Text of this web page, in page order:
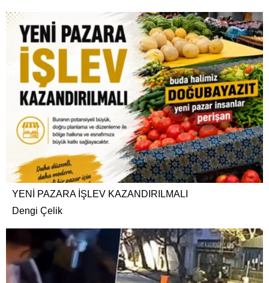
YENİ PAZARA İŞLEV KAZANDIRILMALI
Dengi Çelik